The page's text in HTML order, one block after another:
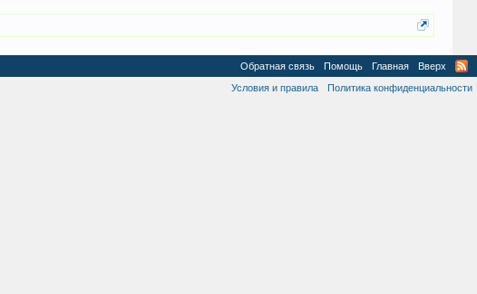
Обратная связь Помощь Главная
Вверх
Условия и правила
Политика конфиденциальности